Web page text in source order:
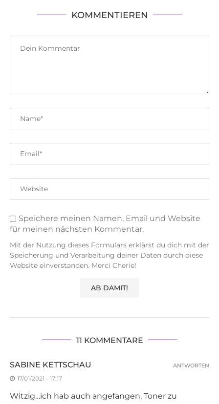
KOMMENTIEREN
Speichere meinen Namen, Email und Website
für meinen nächsten Kommentar.
Mit der Nutzung dieses Formulars erklärst du dich mit der
Speicherung und Verarbeitung deiner Daten durch diese
Website einverstanden. Merci Cherie!
11 KOMMENTARE
SABINE KETTSCHAU
17/01/2021 - 17:17
Witzig…ich hab auch angefangen, Toner zu
ANTWORTEN